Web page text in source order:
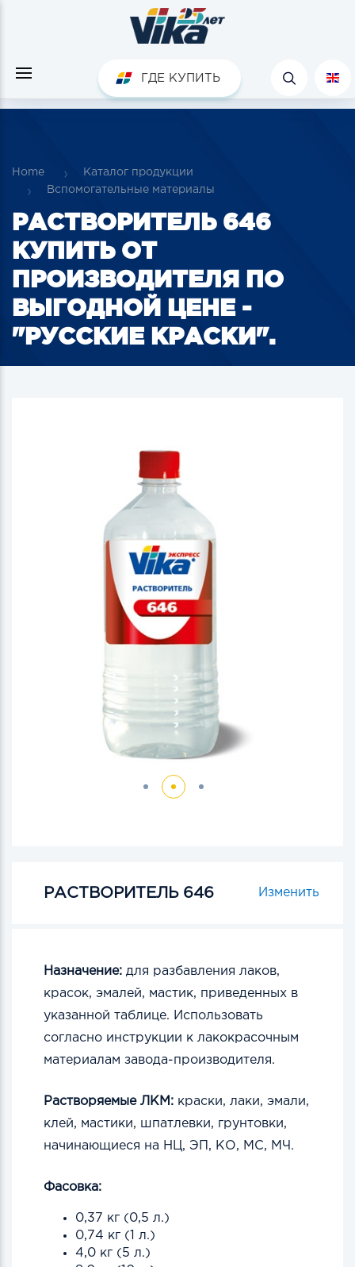
ГДЕ КУПИТЬ
Home
Каталог продукции
Вспомогательные материалы
РАСТВОРИТЕЛЬ 646
КУПИТЬ ОТ
ПРОИЗВОДИТЕЛЯ ПО
ВЫГОДНОЙ ЦЕНЕ -
"РУССКИЕ КРАСКИ".
РАСТВОРИТЕЛЬ 646 Изменить
Назначение: для разбавления лаков,
красок, эмалей, мастик, приведенных в
указанной таблице. Использовать
согласно инструкции к лакокрасочным
материалам завода-производителя.
Растворяемые ЛКМ: краски, лаки, эмали,
клей, мастики, шпатлевки, грунтовки,
начинающиеся на НЦ, ЭП, КО, МС, МЧ.
Фасовка:
0,37 кг (0,5 л.)
0,74 кг (1 л.)
4,0 кг (5 л.)